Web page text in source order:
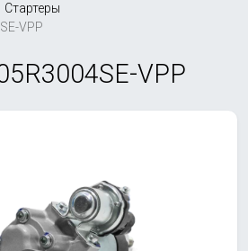
Стартеры
VPP
VPP